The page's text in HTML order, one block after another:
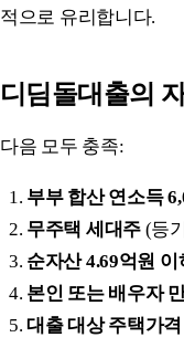
적으로 유리합니다.
디딤돌대출의
다음 모두 충족:
부부 합산 연소득
무주택 세대주(등
순자산 4.69억원 이
본인 또는 배우자
대출 대상 주택가